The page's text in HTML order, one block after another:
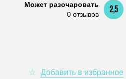
Может разочаровать
0 отзывов
2,5